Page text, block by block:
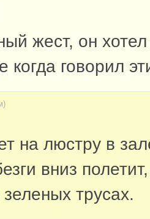
жест, он
говорил
на люстру в
вниз
трусах.